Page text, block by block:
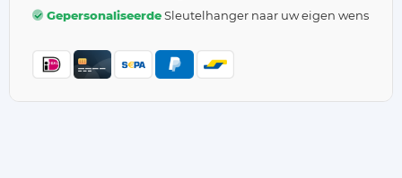
GepersonaliseerdeSleutelhanger naar uw eigen wens